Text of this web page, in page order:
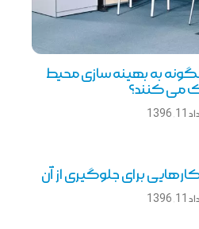
به بهینه سازی محیط
کنند؟
1396
برای جلوگیری از آن
1396